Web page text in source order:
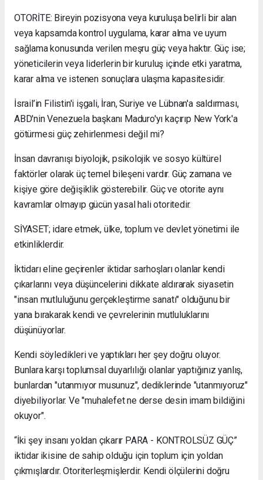
OTORİTE: Bireyin pozisyona veya kuruluşa belirli bir alan
veya kapsamda kontrol uygulama, karar alma ve uyum
sağlama konusunda verilen meşru güç veya haktır. Güç ise;
yöneticilerin veya liderlerin bir kuruluş içinde etki yaratma,
karar alma ve istenen sonuçlara ulaşma kapasitesidir.
İsrail’in Filistin'i işgali, İran, Suriye ve Lübnan'a saldırması,
ABD'nin Venezuela başkanı Maduro'yı kaçırıp New York'a
götürmesi güç zehirlenmesi değil mi?
İnsan davranışı biyolojik, psikolojik ve sosyo kültürel
faktörler olarak üç temel bileşeni vardır. Güç zamana ve
kişiye göre değişiklik gösterebilir. Güç ve otorite aynı
kavramlar olmayıp gücün yasal hali otoritedir.
SİYASET; idare etmek, ülke, toplum ve devlet yönetimi ile
etkinliklerdir.
İktidarı eline geçirenler iktidar sarhoşları olanlar kendi
çıkarlarını veya düşüncelerini dikkate aldırarak siyasetin
"insan mutluluğunu gerçekleştirme sanatı" olduğunu bir
yana bırakarak kendi ve çevrelerinin mutluluklarını
düşünüyorlar.
Kendi söyledikleri ve yaptıkları her şey doğru oluyor.
Bunlara karşı toplumsal duyarlılığı olanlar yaptığınız yanlış,
bunlardan "utanmıyor musunuz", dediklerinde "utanmıyoruz"
diyebiliyorlar. Ve "muhalefet ne derse desin imam bildiğini
okuyor".
“İki şey insanı yoldan çıkarır PARA - KONTROLSÜZ GÜÇ”
iktidar ikisine de sahip olduğu için toplum için yoldan
çıkmışlardır. Otoriterleşmişlerdir. Kendi ölçülerini doğru